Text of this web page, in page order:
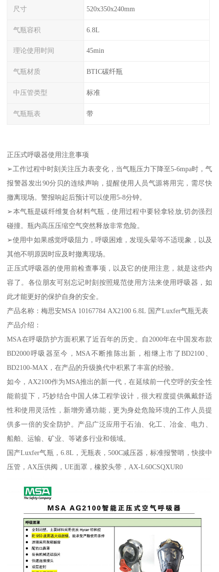
尺寸 520x350x240mm
气瓶容积 6.8L
理论使用时间 45min
气瓶材质 BTIC碳纤瓶
中压管类型 标准
气瓶瓶表 带
正压式呼吸器使用注意事项
➢工作过程中时刻关注压力表变化，当气瓶压力下降至5-6mpa时，气
报警器发出90分贝的连续声响，提醒使用人员气源将用完，需尽快
撤离现场。警报响起后预计可以使用5-8分钟。
➢本气瓶是碳纤维复合材料气瓶，使用过程中要轻拿轻放,切勿强烈
碰撞。瓶内高压压缩空气突然释放非常危险。
➢使用中如果感觉呼吸阻力，呼吸困难，发现头晕等不适现象，以及
其他不明原因时应及时撤离现场。
正压式呼吸器的使用前检查事项，以及它的使用注意，就是这些内
容了。各位朋友可别忘记时刻按照规范使用方法来使用呼吸器，如
此才能更好的保护自身的安全。
产品名称：梅思安MSA 10167784 AX2100 6.8L 国产Luxfer气瓶无表
产品介绍：
MSA在呼吸防护方面积累了近百年的历史。自2000年在中国发布款
BD2000呼吸器至今，MSA不断推陈出新，相继上市了BD2100、
BD2100-MAX，在产品的升级换代中积累了丰富的经验。
如今，AX2100作为MSA推出的新一代，在延续前一代空呼的安全性
能前提下，巧妙结合中国人体工程学设计，很大程度提供佩戴舒适
性和使用灵活性，新增旁通功能，更为身处危险环境的工作人员提
供多一倍的安全防护。产品广泛应用于石油、化工、冶金、电力、
船舶、运输、矿业、等诸多行业和领域。
国产Luxfer气瓶，6.8L，无瓶表，500C减压器，标准报警哨，快接中
压管，AX压供阀，UE面罩，橡胶头带，AX-L60CSQXUR0